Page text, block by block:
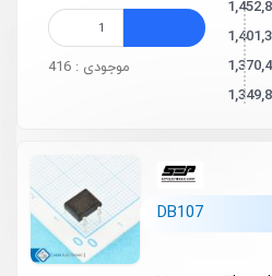
موجودی : 416
DB107